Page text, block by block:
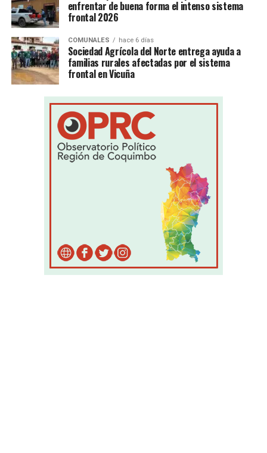
enfrentar de buena forma el intenso sistema
frontal 2026
COMUNALES hace 6 días
Sociedad Agrícola del Norte entrega ayuda a
familias rurales afectadas por el sistema
frontal en Vicuña